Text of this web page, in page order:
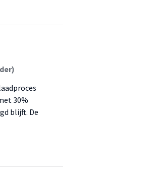
30%
blijft. De